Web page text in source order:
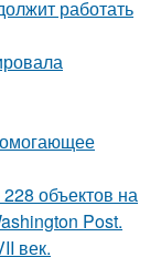
работать
объектов на
Post.
век.